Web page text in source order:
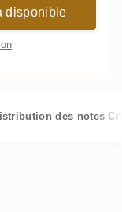
disponible
des notes